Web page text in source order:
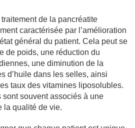
de la pancréatite
caractérisée par l’amélioration
général du patient. Cela peut se
de poids, une réduction du
une diminution de la
d’huile dans les selles, ainsi
taux des vitamines liposolubles.
souvent associés à une
la qualité de vie.